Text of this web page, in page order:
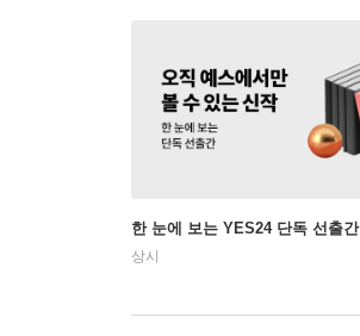
한 눈에 보는 YES24 단독 선출간
상시